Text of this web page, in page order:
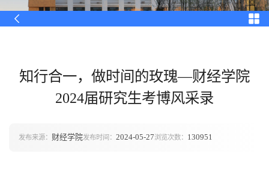
知行合一，做时间的玫瑰—财经学院
2024届研究生考博风采录
发布来源： 财经学院发布时间：2024-05-27浏览次数： 130951